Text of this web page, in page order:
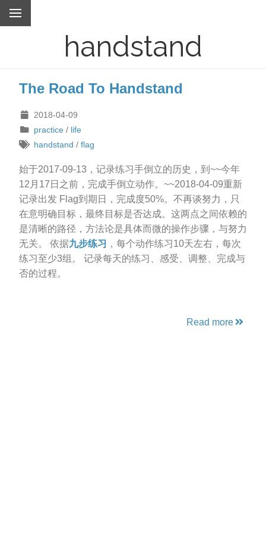
handstand
The Road To Handstand
2018-04-09
practice/ life
handstand / flag
始于2017-09-13，记录练习手倒立的历史，到~~今年
12月17日之前，完成手倒立动作。~~2018-04-09重新
记录出发 Flag到期日，完成度50%。不再谈努力，只
在意明确目标，最终目标是否达成。这两点之间依赖的
是清晰的路径，方法论是具体而微的操作步骤，与努力
无关。 依据九步练习 ，每个动作练习10天左右，每次
练习至少3组。 记录每天的练习、感受、调整、完成与
否的过程。
Read more